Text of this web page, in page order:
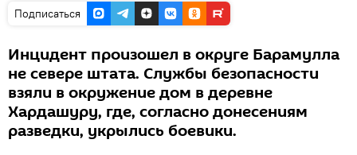
Подписаться
Инцидент произошел в округе Барамулла
не севере штата. Службы безопасности
взяли в окружение дом в деревне
Хардашуру, где, согласно донесениям
разведки, укрылись боевики.